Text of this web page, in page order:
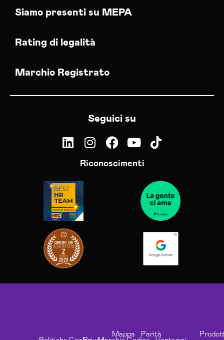
Siamo presenti su MEPA
Rating di legalità
Marchio Registrato
Seguici su
Riconoscimenti
Mappa
Parità